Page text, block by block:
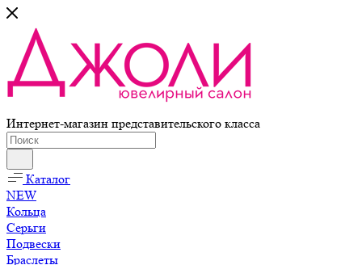
Интернет-магазин представительского класса
Каталог
NEW
Кольца
Серьги
Подвески
Браслеты